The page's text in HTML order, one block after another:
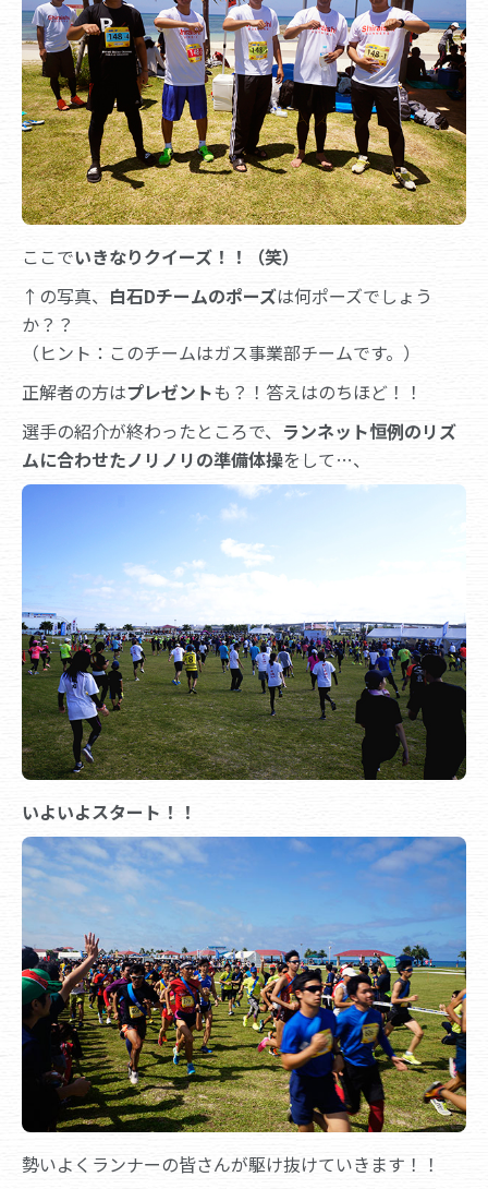
ここでいきなりクイーズ！！（笑）
↑の写真、 白石Dチームのポーズは何ポーズでしょう
か？？
（ヒント：このチームはガス事業部チームです。）
正解者の方はプレゼントも？！答えはのちほど！！
選手の紹介が終わったところで、 ランネット恒例のリズ
ムに合わせたノリノリの準備体操をして…、
いよいよスタート！！
勢いよくランナーの皆さんが駆け抜けていきます！！